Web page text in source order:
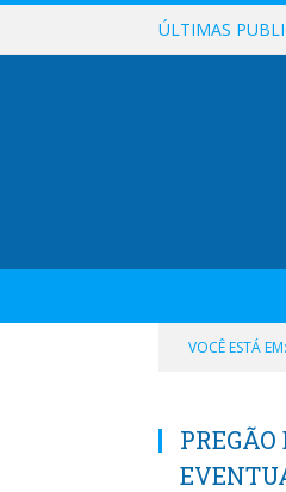
ÚLTIMAS
VOCÊ ESTÁ EM: